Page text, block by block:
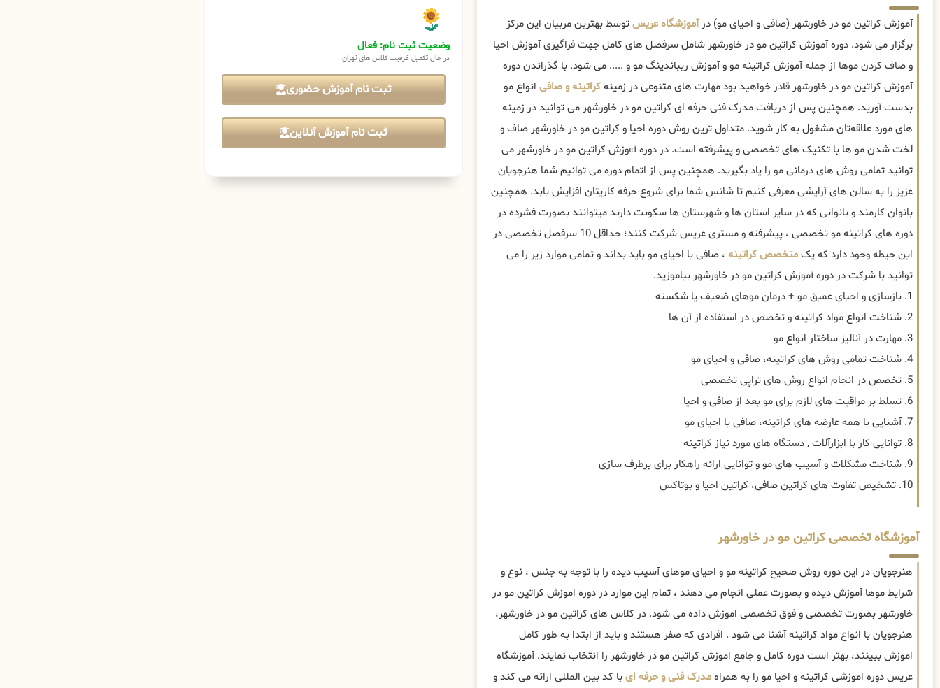
آموزش کراتین مو در خاورشهر (صافی و احیای مو) درآموزشگاه عریستوسط بهترین مربیان این مرکز
برگزار می شود. دوره آموزش کراتین مو در خاورشهر شامل سرفصل های کامل جهت فراگیری آموزش احیا
و صاف کردن موها از جمله آموزش کراتینه مو و آموزش ریباندینگ مو و ..... می شود. با گذراندن دوره
آموزش کراتین مو در خاورشهر قادر خواهید بود مهارت های متنوعی در زمینهکراتینه و صافی انواع مو
بدست آورید. همچنین پس از دریافت مدرک فنی حرفه ای کراتین مو در خاورشهر می توانید در زمینه
های مورد علاقه‌تان مشغول به کار شوید. متداول ترین روش دوره احیا و کراتین مو در خاورشهر صاف و
لخت شدن مو ها با تکنیک های تخصصی و پیشرفته است. در دوره آ»وزش کراتین مو در خاورشهر می
توانید تمامی روش های درمانی مو را یاد بگیرید. همچنین پس از اتمام دوره می توانیم شما هنرجویان
عزیز را به سالن های آرایشی معرفی کنیم تا شانس شما برای شروع حرفه کاریتان افزایش یابد. همچنین
بانوان کارمند و بانوانی که در سایر استان ها و شهرستان ها سکونت دارند میتوانند بصورت فشرده در
دوره های کراتینه مو تخصصی ، پیشرفته و مستری عریس شرکت کنند؛ حداقل 10 سرفصل تخصصی در
این حیطه وجود دارد که یکمتخصص کراتینه ، صافی یا احیای مو باید بداند و تمامی موارد زیر را می
توانید با شرکت در دوره آموزش کراتین مو در خاورشهر بیاموزید.
1. بازسازی و احیای عمیق مو + درمان موهای ضعیف یا شکسته
2. شناخت انواع مواد کراتینه و تخصص در استفاده از آن ها
3. مهارت در آنالیز ساختار انواع مو
4. شناخت تمامی روش های کراتینه، صافی و احیای مو
5. تخصص در انجام انواع روش های تراپی تخصصی
6. تسلط بر مراقبت های لازم برای مو بعد از صافی و احیا
7. آشنایی با همه عارضه های کراتینه، صافی یا احیای مو
8. توانایی کار با ابزارآلات , دستگاه های مورد نیاز کراتینه
9. شناخت مشکلات و آسیب های مو و توانایی ارائه راهکار برای برطرف سازی
10. تشخیص تفاوت های کراتین صافی، کراتین احیا و بوتاکس
آموزشگاه تخصصی کراتین مو در خاورشهر
هنرجویان در این دوره روش صحیح کراتینه مو و احیای موهای آسیب دیده را با توجه به جنس ، نوع و
شرایط موها آموزش دیده و بصورت عملی انجام می دهند ، تمام این موارد در دوره اموزش کراتین مو در
خاورشهر بصورت تخصصی و فوق تخصصی اموزش داده می شود. در کلاس های کراتین مو در خاورشهر،
هنرجویان با انواع مواد کراتینه آشنا می شود . افرادی که صفر هستند و باید از ابتدا به طور کامل
اموزش ببینند، بهتر است دوره کامل و جامع اموزش کراتین مو در خاورشهر را انتخاب نمایند. آموزشگاه
عریس دوره اموزشی کراتینه و احیا مو را به همراهمدرک فنی و حرفه ایبا کد بین المللی ارائه می کند و
وضعیت ثبت نام: فعال
در حال تکمیل ظرفیت کلاس های تهران
ثبت نام آموزش حضوری
ثبت نام آموزش آنلاین